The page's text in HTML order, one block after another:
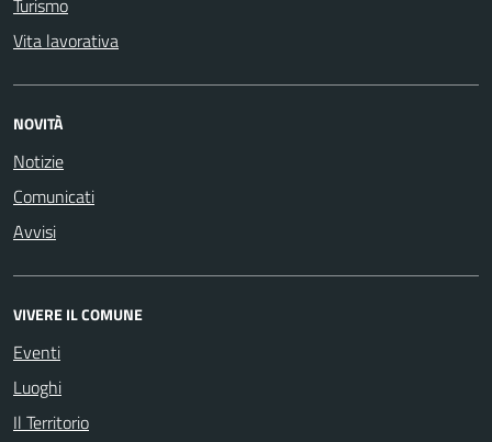
Turismo
Vita lavorativa
NOVITÀ
Notizie
Comunicati
Avvisi
VIVERE IL COMUNE
Eventi
Luoghi
Il Territorio